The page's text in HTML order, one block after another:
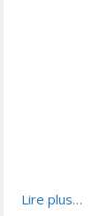
Lire plus…